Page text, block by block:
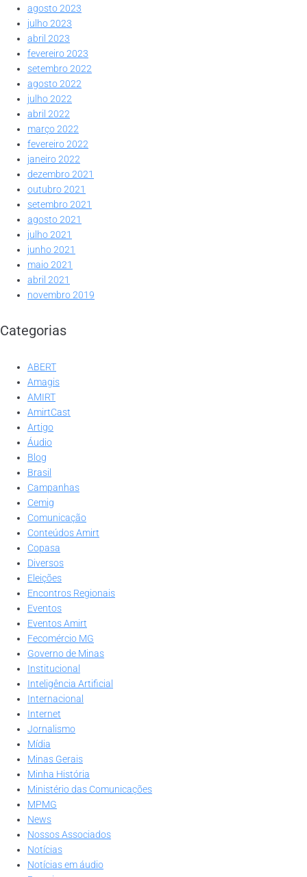
agosto 2023
julho 2023
abril 2023
fevereiro 2023
setembro 2022
agosto 2022
julho 2022
abril 2022
março 2022
fevereiro 2022
janeiro 2022
dezembro 2021
outubro 2021
setembro 2021
agosto 2021
julho 2021
junho 2021
maio 2021
abril 2021
novembro 2019
Categorias
ABERT
Amagis
AMIRT
AmirtCast
Artigo
Áudio
Blog
Brasil
Campanhas
Cemig
Comunicação
Conteúdos Amirt
Copasa
Diversos
Eleições
Encontros Regionais
Eventos
Eventos Amirt
Fecomércio MG
Governo de Minas
Institucional
Inteligência Artificial
Internacional
Internet
Jornalismo
Mídia
Minas Gerais
Minha História
Ministério das Comunicações
MPMG
News
Nossos Associados
Notícias
Notícias em áudio